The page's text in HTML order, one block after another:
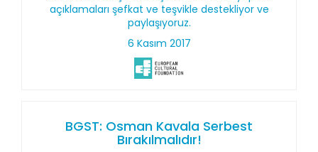
açıklamaları şefkat ve teşvikle destekliyor ve
paylaşıyoruz.
6 Kasım 2017
BGST: Osman Kavala Serbest
Bırakılmalıdır!